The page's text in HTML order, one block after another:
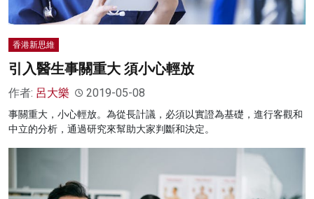
香港新思維
引入醫生事關重大 須小心輕放
作者: 呂大樂 2019-05-08
事關重大，小心輕放。為從長計議，必須以實證為基礎，進行客觀和
中立的分析，通過研究來幫助大家判斷和決定。